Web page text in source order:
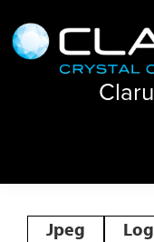
to
main
to
footer
Clarus
Audiophile
Collection
Jpeg